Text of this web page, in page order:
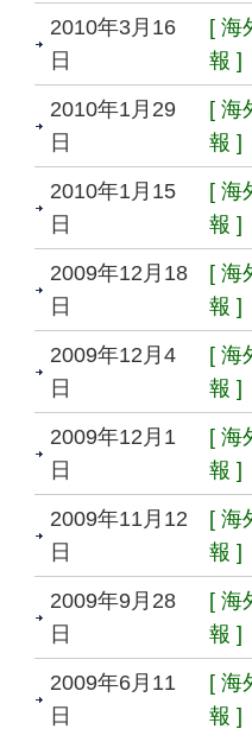
2010年3月16
日
[ 海
報 ]
2010年1月29
日
[ 海
報 ]
2010年1月15
日
[ 海
報 ]
2009年12月18
日
[ 海
報 ]
2009年12月4
日
[ 海
報 ]
2009年12月1
日
[ 海
報 ]
2009年11月12
日
[ 海
報 ]
2009年9月28
日
[ 海
報 ]
2009年6月11
日
[ 海
報 ]